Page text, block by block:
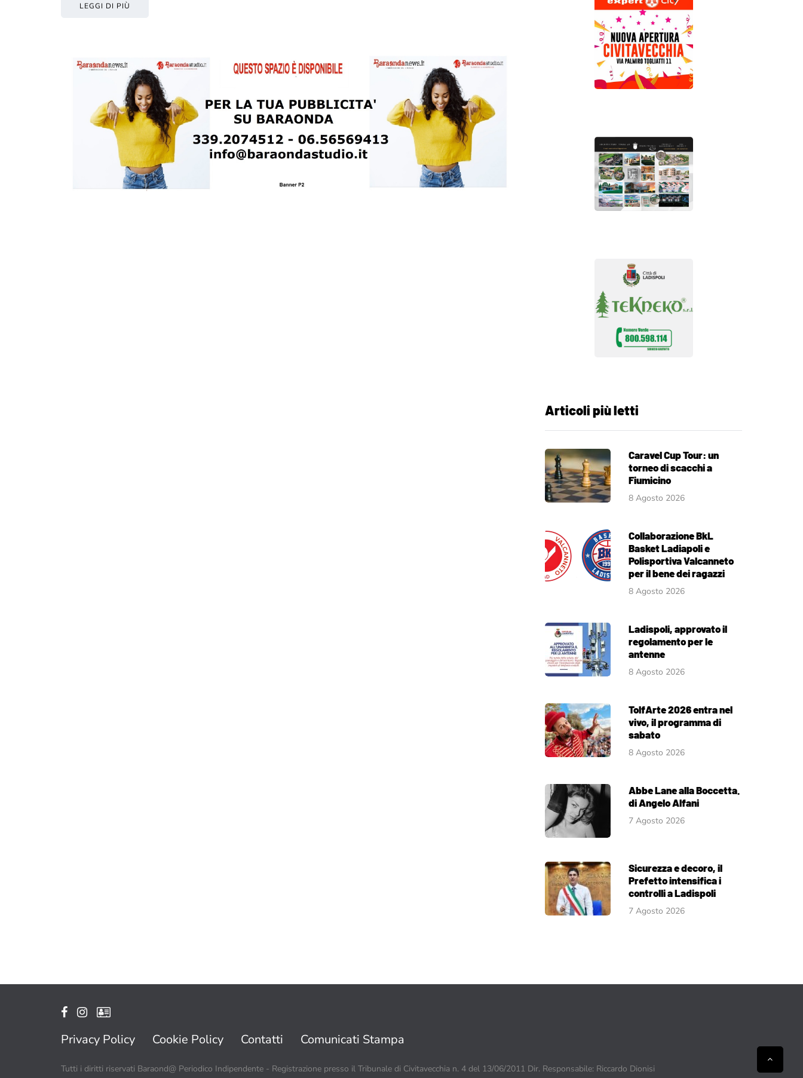
LEGGI DI PIÙ
Articoli più letti
Caravel Cup Tour: un
torneo di scacchi a
Fiumicino
8 Agosto 2026
Collaborazione BkL
Basket Ladiapoli e
Polisportiva Valcanneto
per il bene dei ragazzi
8 Agosto 2026
Ladispoli, approvato il
regolamento per le
antenne
8 Agosto 2026
TolfArte 2026 entra nel
vivo, il programma di
sabato
8 Agosto 2026
Abbe Lane alla Boccetta.
di Angelo Alfani
7 Agosto 2026
Sicurezza e decoro, il
Prefetto intensifica i
controlli a Ladispoli
7 Agosto 2026
Privacy Policy Cookie Policy Contatti Comunicati Stampa
Tutti i diritti riservati Baraond@ Periodico Indipendente - Registrazione presso il Tribunale di Civitavecchia n. 4 del 13/06/2011 Dir. Responsabile: Riccardo Dionisi